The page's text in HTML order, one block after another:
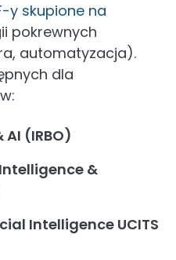
y skupione na
pokrewnych
automatyzacja).
dla
(IRBO)
&
Intelligence UCITS